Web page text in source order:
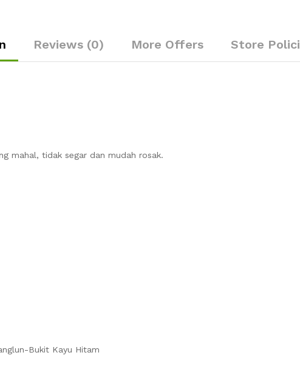
Reviews (0) More Offers Store
mahal, tidak segar dan mudah rosak.
Bukit Kayu Hitam